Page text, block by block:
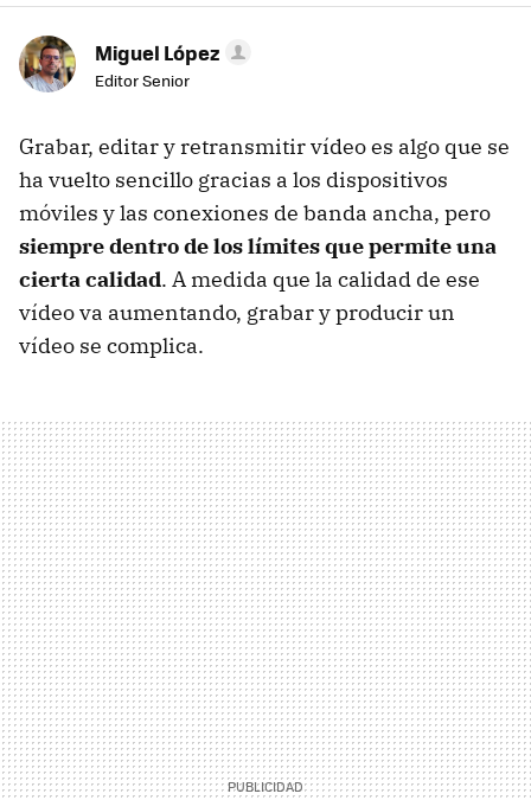
Miguel López
Editor Senior
Grabar, editar y retransmitir vídeo es algo que se
ha vuelto sencillo gracias a los dispositivos
móviles y las conexiones de banda ancha, pero
siempre dentro de los límites que permite una
cierta calidad. A medida que la calidad de ese
vídeo va aumentando, grabar y producir un
vídeo se complica.